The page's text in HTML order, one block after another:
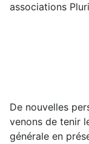
associations
De nouvelles
venons de tenir
générale en